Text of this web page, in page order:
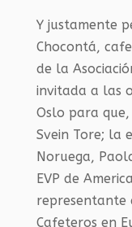
Y justamente
Chocontá,
de la
invitada a las
Oslo para que,
Svein Tore; la
Noruega,
EVP de
representante
Cafeteros en